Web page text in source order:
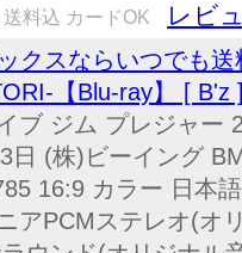
料込 カードOK レビ
ックスならいつでも
【Blu-ray】 [ B'z
ブ ジム プレジャー
日 (株)ビーイング
16:9 カラー 日本
アPCMステレオ(オ